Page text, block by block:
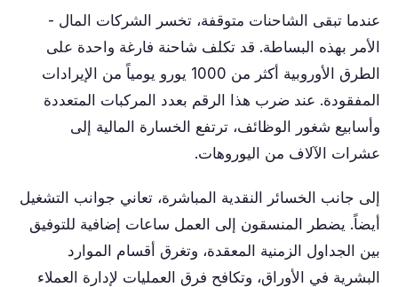
عندما تبقى الشاحنات متوقفة، تخسر الشركات المال -
الأمر بهذه البساطة. قد تكلف شاحنة فارغة واحدة على
الطرق الأوروبية أكثر من 1000 يورو يومياً من الإيرادات
المفقودة. عند ضرب هذا الرقم بعدد المركبات المتعددة
وأسابيع شغور الوظائف، ترتفع الخسارة المالية إلى
عشرات الآلاف من اليوروهات.
إلى جانب الخسائر النقدية المباشرة، تعاني جوانب التشغيل
أيضاً. يضطر المنسقون إلى العمل ساعات إضافية للتوفيق
بين الجداول الزمنية المعقدة، وتغرق أقسام الموارد
البشرية في الأوراق، وتكافح فرق العمليات لإدارة العملاء